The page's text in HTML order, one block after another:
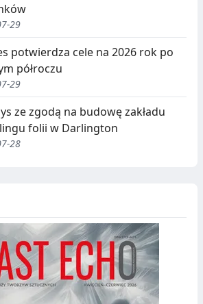
29
potwierdza cele na 2026 rok po
półroczu
29
ze zgodą na budowę zakładu
folii w Darlington
28